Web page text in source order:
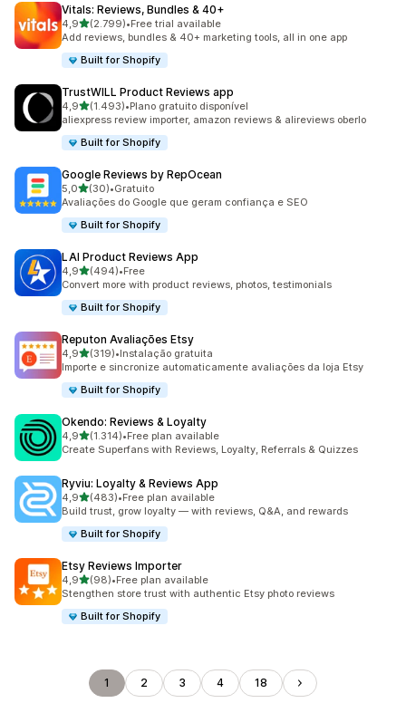
Vitals: Reviews, Bundles & 40+
4,9de 5 estrelas
(2.799)
2799 total de avaliações
•Free trial available
Add reviews, bundles & 40+ marketing tools, all in one app
Built for Shopify
TrustWILL Product Reviews app
4,9de 5 estrelas
(1.493)
1493 total de avaliações
•Plano gratuito disponível
aliexpress review importer, amazon reviews & alireviews oberlo
Built for Shopify
Google Reviews by RepOcean
5,0de 5 estrelas
(30)
30 total de avaliações
•Gratuito
Avaliações do Google que geram confiança e SEO
Built for Shopify
LAI Product Reviews App
4,9de 5 estrelas
(494)
494 total de avaliações
•Free
Convert more with product reviews, photos, testimonials
Built for Shopify
Reputon Avaliações Etsy
4,9de 5 estrelas
(319)
319 total de avaliações
•Instalação gratuita
Importe e sincronize automaticamente avaliações da loja Etsy
Built for Shopify
Okendo: Reviews & Loyalty
4,9de 5 estrelas
(1.314)
1314 total de avaliações
•Free plan available
Create Superfans with Reviews, Loyalty, Referrals & Quizzes
Ryviu: Loyalty & Reviews App
4,9de 5 estrelas
(483)
483 total de avaliações
•Free plan available
Build trust, grow loyalty — with reviews, Q&A, and rewards
Built for Shopify
Etsy Reviews Importer
4,9de 5 estrelas
(98)
98 total de avaliações
•Free plan available
Stengthen store trust with authentic Etsy photo reviews
Built for Shopify
1 2 3 4 18